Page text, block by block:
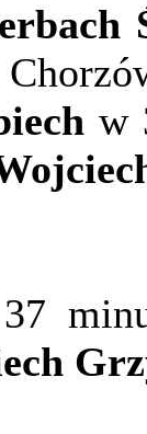
w